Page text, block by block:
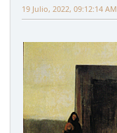
19 Julio, 2022, 09:12:14 AM